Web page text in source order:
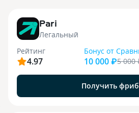
Pari
Легальный
Рейтинг
4.97
Бонус от
10 000 ₽5 000
Получить